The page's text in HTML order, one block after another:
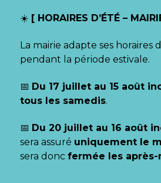
☀️ [ HORAIRES D’ÉTÉ –
La mairie adapte ses horaires
pendant la période estivale.
📅 Du 17 juillet au 15 août
tous les samedis.
📅 Du 20 juillet au 16 août
sera assuré uniquement le
sera donc fermée les